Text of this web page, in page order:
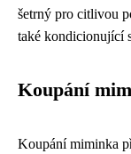
šetrný pro citlivou
také kondicionující
Koupání
Koupání miminka